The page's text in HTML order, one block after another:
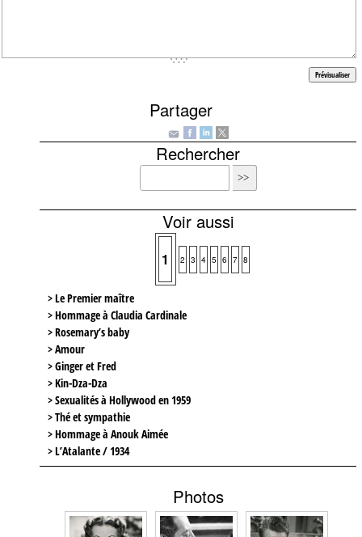
Partager
Rechercher
Voir aussi
1 2 3 4 5 6 7 8
> Le Premier maître
> Hommage à Claudia Cardinale
> Rosemary’s baby
> Amour
> Ginger et Fred
> Kin-Dza-Dza
> Sexualités à Hollywood en 1959
> Thé et sympathie
> Hommage à Anouk Aimée
> L’Atalante / 1934
Photos